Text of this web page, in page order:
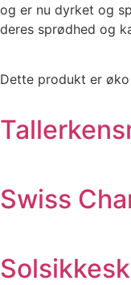
og er nu dyrket og
deres sprødhed og
Dette produkt er
Swiss